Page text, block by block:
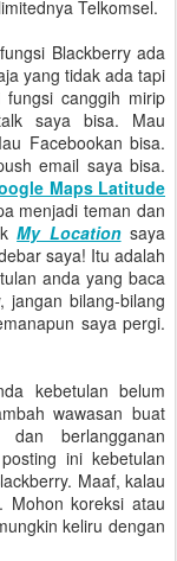
Telkomsel.
Blackberry ada
yang tidak ada tapi
fungsi canggih mirip
saya bisa. Mau
Facebookan bisa.
email saya bisa.
Maps Latitude
menjadi teman dan
My Locationsaya
saya! Itu adalah
anda yang baca
bilang-bilang
saya pergi.
kebetulan belum
wawasan buat
berlangganan
ini kebetulan
Maaf, kalau
Mohon koreksi atau
keliru dengan